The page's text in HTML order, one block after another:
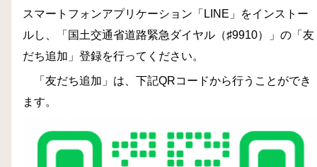
スマートフォンアプリケーション「LINE」をインストー
ルし、「国土交通省道路緊急ダイヤル（♯9910）」の「友
だち追加」登録を行ってください。
「友だち追加」は、下記QRコードから行うことができ
ます。